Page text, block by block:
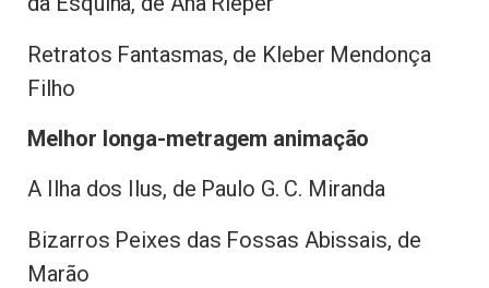
Retratos Fantasmas, de Kleber Mendonça
Filho
Melhor longa-metragem animação
A Ilha dos Ilus, de Paulo G. C. Miranda
Bizarros Peixes das Fossas Abissais, de
Marão